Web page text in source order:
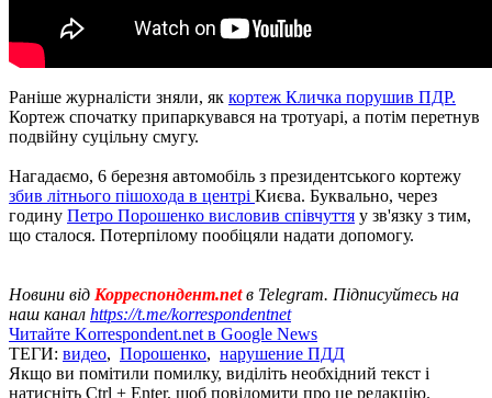
Раніше журналісти зняли, як кортеж Кличка порушив ПДР.
Кортеж спочатку припаркувався на тротуарі, а потім перетнув
подвійну суцільну смугу.
Нагадаємо, 6 березня автомобіль з президентського кортежу
збив літнього пішохода в центрі Києва. Буквально, через
годину Петро Порошенко висловив співчуття у зв'язку з тим,
що сталося. Потерпілому пообіцяли надати допомогу.
Новини від Корреспондент.netв Telegram. Підписуйтесь на
наш канал https://t.me/korrespondentnet
Читайте Korrespondent.net в Google News
ТЕГИ: видео, Порошенко, нарушение ПДД
Якщо ви помітили помилку, виділіть необхідний текст і
натисніть Ctrl + Enter, щоб повідомити про це редакцію.